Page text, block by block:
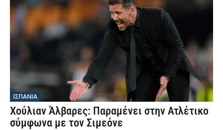
ΙΣΠΑΝΙΑ
Χούλιαν Άλβαρες: Παραμένει στην Ατλέτικο
σύμφωνα με τον Σιμεόνε